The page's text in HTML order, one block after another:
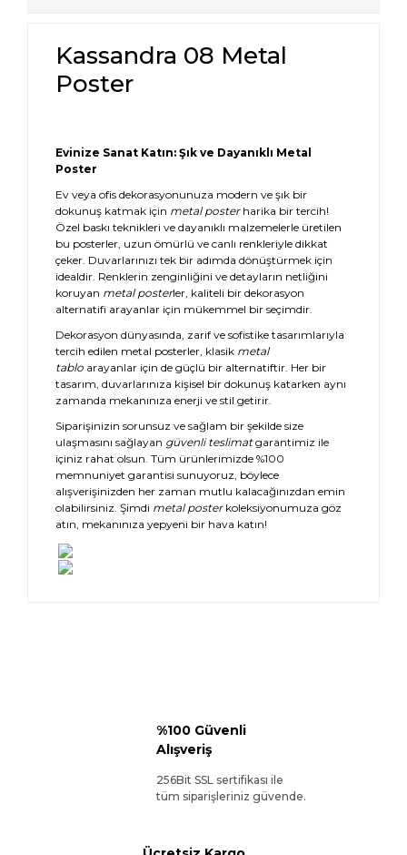
Kassandra 08 Metal
Poster
Evinize Sanat Katın: Şık ve Dayanıklı Metal
Poster
Ev veya ofis dekorasyonunuza modern ve şık bir
dokunuş katmak için metal posterharika bir tercih!
Özel baskı teknikleri ve dayanıklı malzemelerle üretilen
bu posterler, uzun ömürlü ve canlı renkleriyle dikkat
çeker. Duvarlarınızı tek bir adımda dönüştürmek için
idealdir. Renklerin zenginliğini ve detayların netliğini
koruyan metal posterler, kaliteli bir dekorasyon
alternatifi arayanlar için mükemmel bir seçimdir.
Dekorasyon dünyasında, zarif ve sofistike tasarımlarıyla
tercih edilen metal posterler, klasik metal
tablo arayanlar için de güçlü bir alternatiftir. Her bir
tasarım, duvarlarınıza kişisel bir dokunuş katarken aynı
zamanda mekanınıza enerji ve stil getirir.
Siparişinizin sorunsuz ve sağlam bir şekilde size
ulaşmasını sağlayan güvenli teslimatgarantimiz ile
içiniz rahat olsun. Tüm ürünlerimizde %100
memnuniyet garantisi sunuyoruz, böylece
alışverişinizden her zaman mutlu kalacağınızdan emin
olabilirsiniz. Şimdi metal posterkoleksiyonumuza göz
atın, mekanınıza yepyeni bir hava katın!
%100 Güvenli
Alışveriş
256Bit SSL sertifikası ile
tüm siparişleriniz güvende.